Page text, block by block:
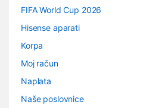
FIFA World Cup 2026
Hisense aparati
Korpa
Moj račun
Naplata
Naše poslovnice